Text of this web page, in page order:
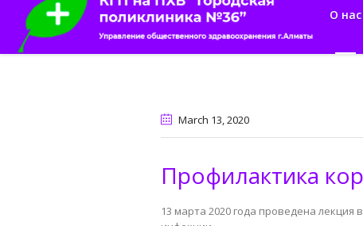
О нас
March 13, 2020
Профилактика
13 марта 2020 года проведена